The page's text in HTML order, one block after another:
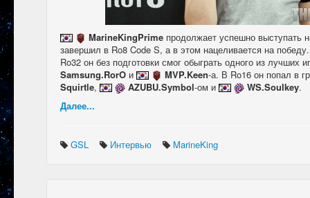
MarineKingPrime продолжает успешно выступать
завершил в Ro8 Code S, а в этом нацеливается на
Ro32 он без подготовки смог обыграть одного из лучших
Samsung.RorO и MVP.Keen-а. В Ro16 он попал в
Squirtle, AZUBU.Symbol-ом и WS.Soulkey.
Далее...
GSL Интервью MarineKing